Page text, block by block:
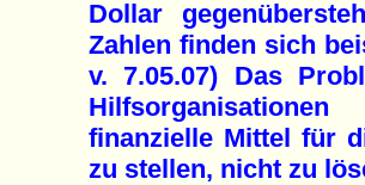
Dollar
Zahlen finden sich
v. 7.05.07) Das
finanzielle Mittel für
zu stellen, nicht zu